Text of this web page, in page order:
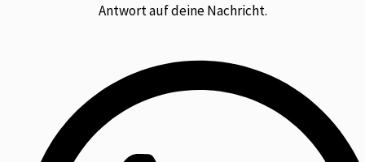
Antwort auf deine Nachricht.